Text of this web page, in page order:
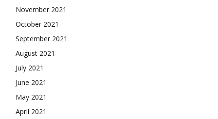
November 2021
October 2021
September 2021
August 2021
July 2021
June 2021
May 2021
April 2021